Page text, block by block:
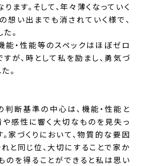
ます。そして、年々薄くなっていく
想い出までも消されていく様で、
。
能・性能等のスペックはほぼゼロ
すが、時として私を励まし、勇気づ
。
判断基準の中心は、機能・性能と
や感性に響く大切なものを見失っ
家づくりにおいて、物質的な要因
と同じ位、大切にすることで家か
のを得ることができると私は思い